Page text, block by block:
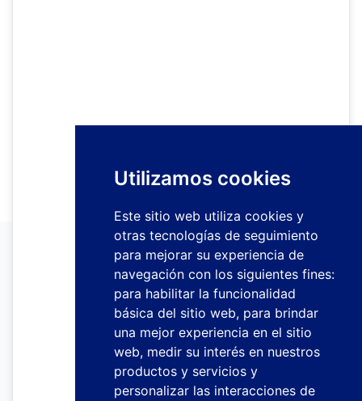
Utilizamos cookies
Este sitio web utiliza cookies y
otras tecnologías de seguimiento
para mejorar su experiencia de
navegación con los siguientes fines:
para habilitar la funcionalidad
básica del sitio web, para brindar
una mejor experiencia en el sitio
web, medir su interés en nuestros
productos y servicios y
personalizar las interacciones de